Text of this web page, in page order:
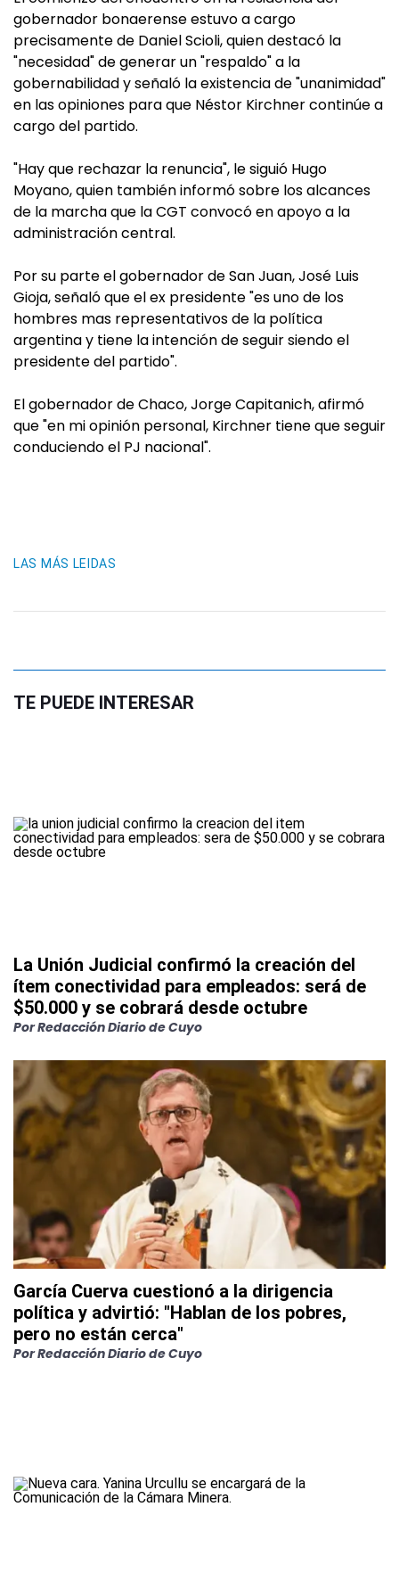
gobernador bonaerense estuvo a cargo
precisamente de Daniel Scioli, quien destacó la
"necesidad" de generar un "respaldo" a la
gobernabilidad y señaló la existencia de "unanimidad"
en las opiniones para que Néstor Kirchner continúe a
cargo del partido.
"Hay que rechazar la renuncia", le siguió Hugo
Moyano, quien también informó sobre los alcances
de la marcha que la CGT convocó en apoyo a la
administración central.
Por su parte el gobernador de San Juan, José Luis
Gioja, señaló que el ex presidente "es uno de los
hombres mas representativos de la política
argentina y tiene la intención de seguir siendo el
presidente del partido".
El gobernador de Chaco, Jorge Capitanich, afirmó
que "en mi opinión personal, Kirchner tiene que seguir
conduciendo el PJ nacional".
LAS MÁS LEIDAS
TE PUEDE INTERESAR
La Unión Judicial confirmó la creación del
ítem conectividad para empleados: será de
$50.000 y se cobrará desde octubre
PorRedacción Diario de Cuyo
García Cuerva cuestionó a la dirigencia
política y advirtió: "Hablan de los pobres,
pero no están cerca"
PorRedacción Diario de Cuyo